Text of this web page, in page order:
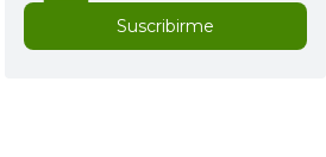
Suscribirme